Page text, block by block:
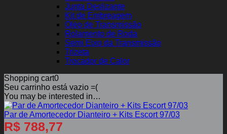
Junta Deslizante
Kit de Embreagem
Óleo de Transmissão
Rolamento de Roda
Semi Eixo da Transmissão
Trizeta
Trocador de Calor
Shopping cart0
Seu carrinho está vazio =(
You may be interested in…
Par de Amortecedor Dianteiro + Kits Escort 97/03
R$ 788,77